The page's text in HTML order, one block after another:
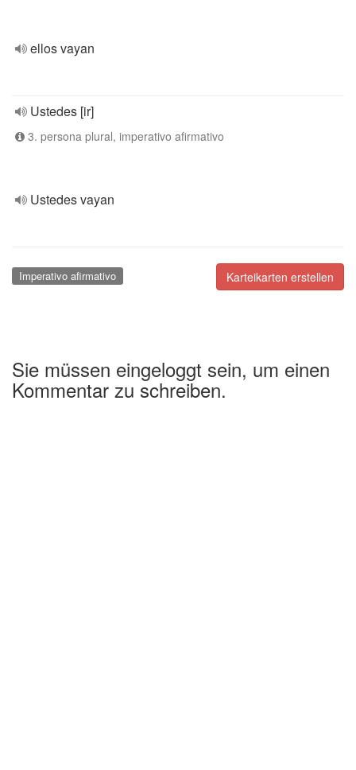
ellos vayan
Ustedes [ir]
3. persona plural, imperativo afirmativo
Ustedes vayan
Karteikarten erstellen
Imperativo afirmativo
Sie müssen eingeloggt sein, um einen
Kommentar zu schreiben.